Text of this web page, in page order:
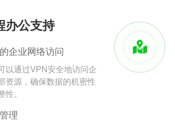
办公支持
企业网络访问
以通过VPN安全地访问企
资源，确保数据的机密性
性。
理